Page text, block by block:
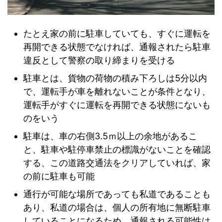
たとえ家の前に駐車していても、すぐに運転を
再開できる状態でなければ、通報されたら駐車
違反として警察の取り締まりを受ける
駐車とは、貨物の荷物の積み下ろしは5分以内
で、運転手が車を離れないことが条件となり、
運転手がすぐに運転を再開できる状態にないも
のをいう
駐車は、車の右側3.5ｍ以上の余地があるこ
と、駐車や駐停車禁止の標識がないことを確認
する、この道路交通法をクリアしていれば、家
の前に駐車も可能
通行が可能な場所であっても私道であることも
あり、私道の場合は、個人の所有地に無断駐車